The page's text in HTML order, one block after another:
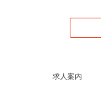
求人案内